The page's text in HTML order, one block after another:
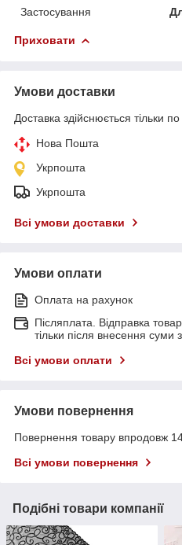
Застосування
Приховати
Умови доставки
Доставка здійснюється тільки
Нова Пошта
Укрпошта
Укрпошта
Всі умови доставки
Умови оплати
Оплата на рахунок
Післяплата. Відправка
тільки після внесення суми
Всі умови оплати
Умови повернення
Повернення товару впродовж
Всі умови повернення
Подібні товари компанії